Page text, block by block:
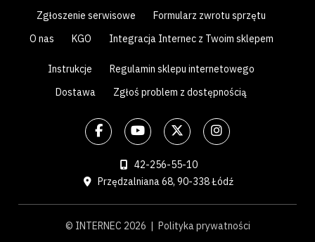
Zgłoszenie serwisowe
Formularz zwrotu sprzętu
O nas
KGO Integracja Internec z Twoim sklepem
Instrukcje
Regulamin sklepu internetowego
Dostawa
Zgłoś problem z dostępnością
42-256-55-10
Przędzalniana 68, 90-338 Łódź
© INTERNEC 2026 | Polityka prywatności